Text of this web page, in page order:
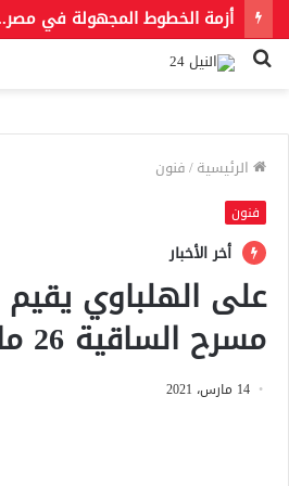
بحث
الرئيسية/فنون
فنون
أخر الأخبار
على الهلباوي
مسرح الساقية 26 مارس
14 مارس، 2021